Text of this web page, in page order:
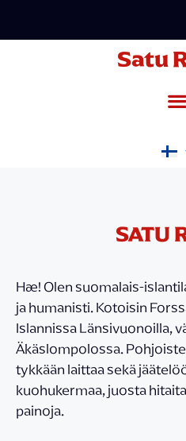
Satu
SATU
Hæ! Olen suomalais-
ja humanisti. Kotoisin
Islannissa Länsivuonoilla,
Äkäslompolossa.
tykkään laittaa sekä
kuohukermaa, juosta
painoja.